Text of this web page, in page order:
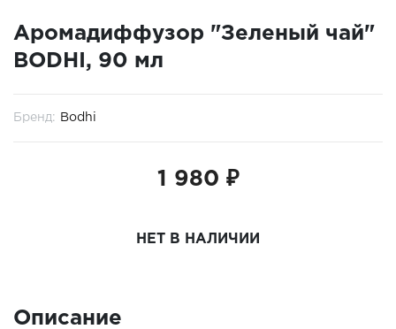
Аромадиффузор "Зеленый чай"
BODHI, 90 мл
Бренд: Bodhi
1 980 ₽
НЕТ В НАЛИЧИИ
Описание